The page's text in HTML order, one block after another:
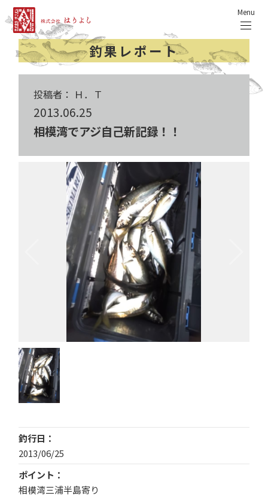
Menu
釣果レポート
投稿者： Ｈ．Ｔ
2013.06.25
相模湾でアジ自己新記録！！
釣行日
2013/06/25
ポイント
相模湾三浦半島寄り